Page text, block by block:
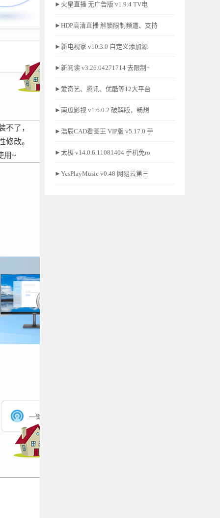
►火星直播 无广告版 v1.9.4 TV电
►HDP高清直播 解锁限制频道、支持
►新电视家 v10.3.0 自定义添加源
►新阅读 v3.26.04271714 去限制+
►爱奇艺、腾讯、优酷等12大平台
►南瓜影视 v1.6.0.2 破解版，畅想
►浩辰CAD看图王 VIP版 v5.17.0 手
►太极 v14.0.6.11081404 手机免ro
►YesPlayMusic v0.48 网易云第三
不了，
修改。
用~